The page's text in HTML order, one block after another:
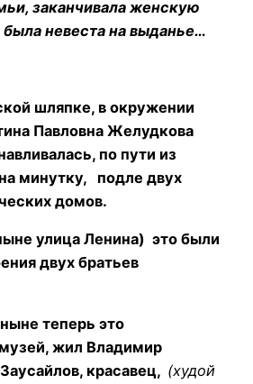
заканчивала женскую
невеста на выданье…
шляпке, в окружении
Павловна Желудкова
по пути из
минутку, подле двух
домов.
улица Ленина) это были
двух братьев
теперь это
жил Владимир
красавец, (худой